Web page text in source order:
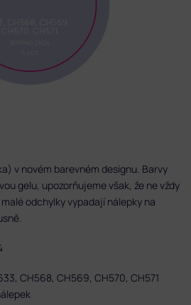
v novém barevném designu. Barvy
gelu, upozorňujeme však, že ne vždy
odchylky vypadají nálepky na
CH568, CH569, CH570, CH571